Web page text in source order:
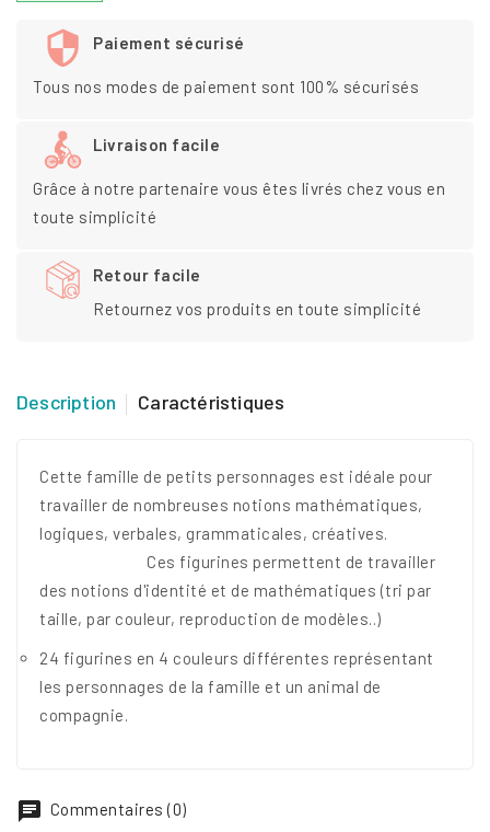
Paiement sécurisé
Tous nos modes de paiement sont 100% sécurisés
Livraison facile
Grâce à notre partenaire vous êtes livrés chez vous en
toute simplicité
Retour facile
Retournez vos produits en toute simplicité
Description Caractéristiques
Cette famille de petits personnages est idéale pour
travailler de nombreuses notions mathématiques,
logiques, verbales, grammaticales, créatives.
Ces figurines permettent de travailler
des notions d'identité et de mathématiques (tri par
taille, par couleur, reproduction de modèles..)
24 figurines en 4 couleurs différentes représentant
les personnages de la famille et un animal de
compagnie.
Commentaires (0)